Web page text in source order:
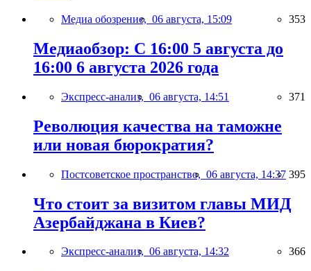
Медиа обозрение, 06 августа, 15:09 353
Медиаобзор: С 16:00 5 августа до
16:00 6 августа 2026 года
Экспресс-анализ, 06 августа, 14:51 371
Революция качества на таможне
или новая бюрократия?
Постсоветское пространство, 06 августа, 14:37 395
Что стоит за визитом главы МИД
Азербайджана в Киев?
Экспресс-анализ, 06 августа, 14:32 366